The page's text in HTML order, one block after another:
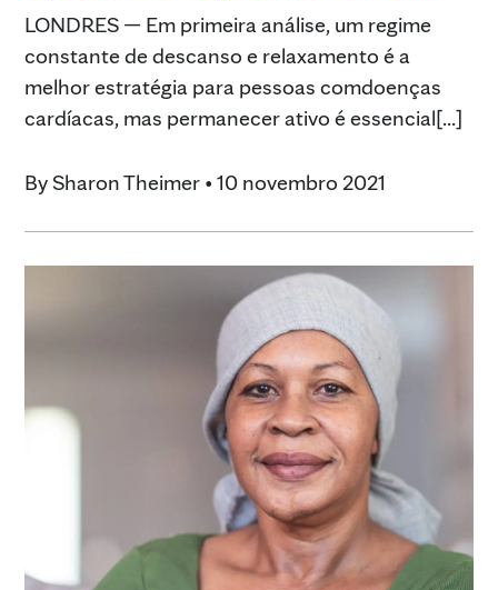
LONDRES — Em primeira análise, um regime
constante de descanso e relaxamento é a
melhor estratégia para pessoas comdoenças
cardíacas, mas permanecer ativo é essencial[...]
By Sharon Theimer • 10 novembro 2021